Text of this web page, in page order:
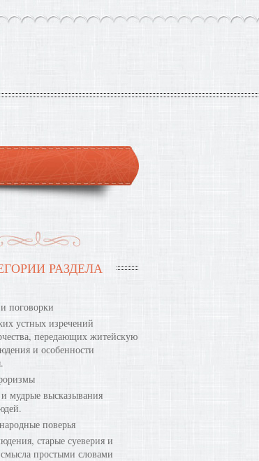
РАЗДЕЛА
поговорки
устных изречений
передающих житейскую
и особенности
мудрые высказывания
поверья
старые суеверия и
простыми словами